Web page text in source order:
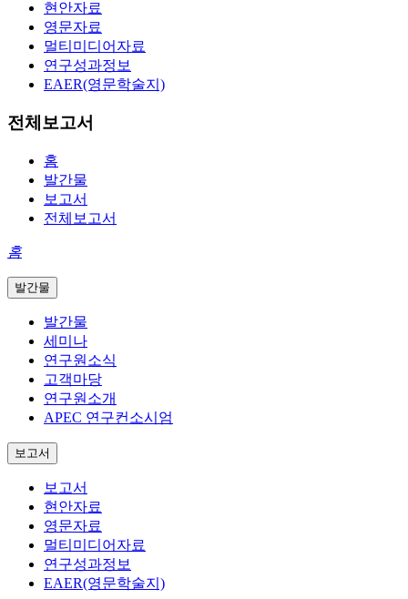
현안자료
영문자료
멀티미디어자료
연구성과정보
EAER(영문학술지)
전체보고서
홈
발간물
보고서
전체보고서
홈
발간물
발간물
세미나
연구원소식
고객마당
연구원소개
APEC 연구컨소시엄
보고서
보고서
현안자료
영문자료
멀티미디어자료
연구성과정보
EAER(영문학술지)